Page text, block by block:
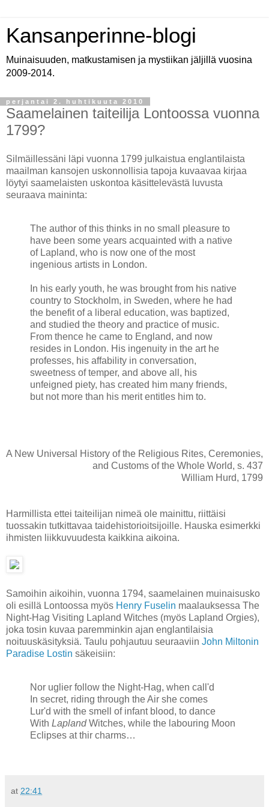
Kansanperinne-blogi
Muinaisuuden, matkustamisen ja mystiikan jäljillä vuosina
2009-2014.
perjantai 2. huhtikuuta 2010
Saamelainen taiteilija Lontoossa vuonna
1799?
Silmäillessäni läpi vuonna 1799 julkaistua englantilaista
maailman kansojen uskonnollisia tapoja kuvaavaa kirjaa
löytyi saamelaisten uskontoa käsittelevästä luvusta
seuraava maininta:
The author of this thinks in no small pleasure to
have been some years acquainted with a native
of Lapland, who is now one of the most
ingenious artists in London.
In his early youth, he was brought from his native
country to Stockholm, in Sweden, where he had
the benefit of a liberal education, was baptized,
and studied the theory and practice of music.
From thence he came to England, and now
resides in London. His ingenuity in the art he
professes, his affability in conversation,
sweetness of temper, and above all, his
unfeigned piety, has created him many friends,
but not more than his merit entitles him to.
A New Universal History of the Religious Rites, Ceremonies,
and Customs of the Whole World, s. 437
William Hurd, 1799
Harmillista ettei taiteilijan nimeä ole mainittu, riittäisi
tuossakin tutkittavaa taidehistorioitsijoille. Hauska esimerkki
ihmisten liikkuvuudesta kaikkina aikoina.
Samoihin aikoihin, vuonna 1794, saamelainen muinaisusko
oli esillä Lontoossa myös Henry Fuselin maalauksessa The
Night-Hag Visiting Lapland Witches (myös Lapland Orgies),
joka tosin kuvaa paremminkin ajan englantilaisia
noituuskäsityksiä. Taulu pohjautuu seuraaviin John Miltonin
Paradise Lostin säkeisiin:
Nor uglier follow the Night-Hag, when call'd
In secret, riding through the Air she comes
Lur'd with the smell of infant blood, to dance
With LaplandWitches, while the labouring Moon
Eclipses at thir charms…
at 22:41